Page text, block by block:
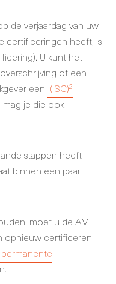
de verjaardag van uw
certificeringen heeft, is
U kunt het
of een
een (ISC)²
je die ook
stappen heeft
binnen een paar
moet u de AMF
opnieuw certificeren
permanente